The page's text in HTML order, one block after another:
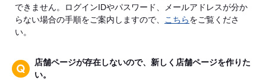
できません。ログインIDやパスワード、メールアドレスが分か
らない場合の手順をご案内しますので、
こちらをご覧くださ
い。
店舗ページが存在しないので、新しく店舗ページを作りた
い。